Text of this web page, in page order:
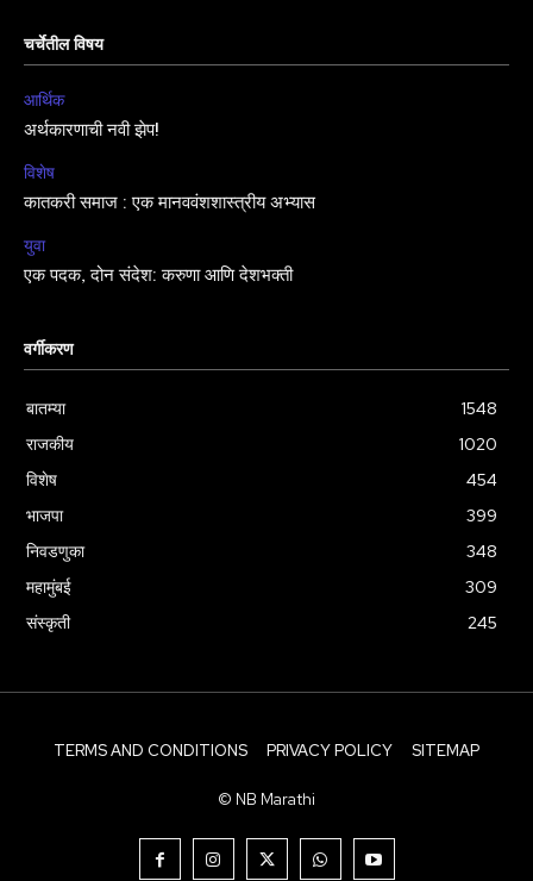
चर्चेतील विषय
आर्थिक
अर्थकारणाची नवी झेप!
विशेष
कातकरी समाज : एक मानववंशशास्त्रीय अभ्यास
युवा
एक पदक, दोन संदेश: करुणा आणि देशभक्ती
वर्गीकरण
बातम्या
1548
राजकीय
1020
विशेष
454
भाजपा
399
निवडणुका
348
महामुंबई
309
संस्कृती
245
TERMS AND CONDITIONS PRIVACY POLICY SITEMAP
© NB Marathi